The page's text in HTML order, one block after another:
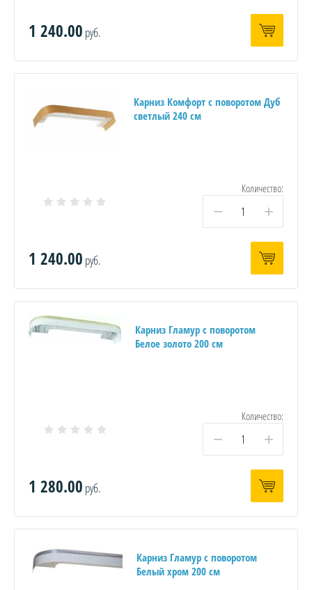
1 240.00 руб.
Карниз Комфорт с поворотом Дуб
светлый 240 см
Количество:
− +
1 240.00 руб.
Карниз Гламур с поворотом
Белое золото 200 см
Количество:
− +
1 280.00 руб.
Карниз Гламур с поворотом
Белый хром 200 см